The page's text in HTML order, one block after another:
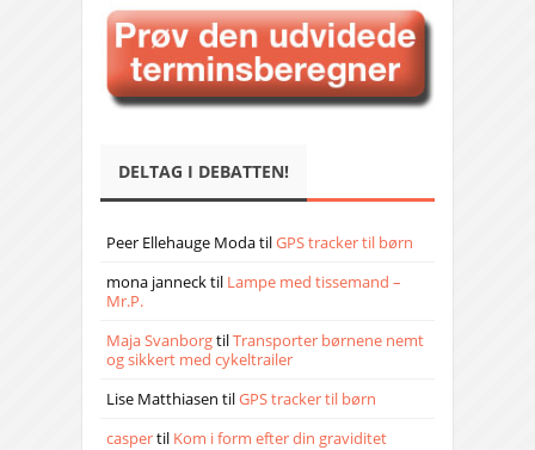
DELTAG I DEBATTEN!
Peer Ellehauge ModatilGPS tracker til børn
mona jannecktil Lampe med tissemand –
Mr.P.
Maja SvanborgtilTransporter børnene nemt
og sikkert med cykeltrailer
Lise Matthiasen tilGPS tracker til børn
caspertil Kom i form efter din graviditet